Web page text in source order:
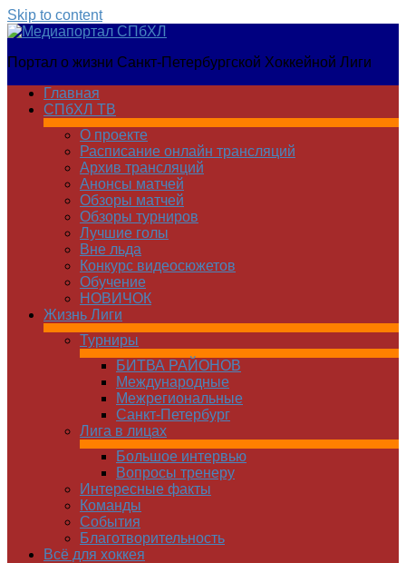
Skip to content
Медиапортал
Портал о жизни Санкт-Петербургской Хоккейной Лиги
Главная
СПбХЛ ТВ
О проекте
Расписание онлайн трансляций
Архив трансляций
Анонсы матчей
Обзоры матчей
Обзоры турниров
Лучшие голы
Вне льда
Конкурс видеосюжетов
Обучение
НОВИЧОК
Жизнь Лиги
Турниры
БИТВА РАЙОНОВ
Международные
Межрегиональные
Санкт-Петербург
Лига в лицах
Большое интервью
Вопросы тренеру
Интересные факты
Команды
Cобытия
Благотворительность
Всё для хоккея